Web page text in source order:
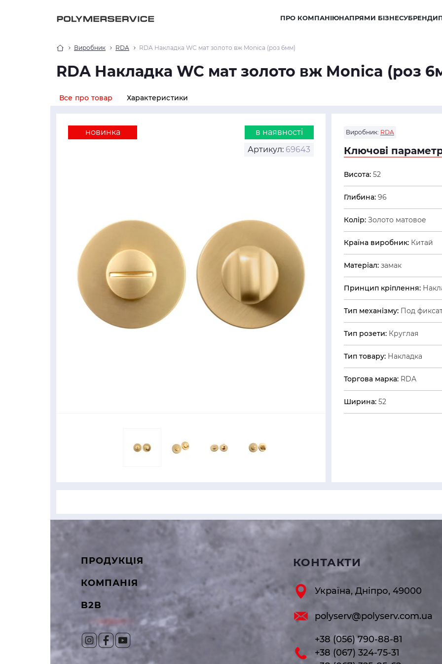
ПРО КОМПАНІЮНАПРЯМИ БІЗНЕСУБРЕНДИ
Виробник RDA RDA Накладка WC мат золото вж Monica (роз 6мм)
RDA Накладка WC мат золото вж Monica (роз
Все про товар Характеристики
новинка
в наявності
Артикул: 69643
Виробник: RDA
Ключові
Висота: 52
Глибина: 96
Колір: Золото матовое
Країна виробник: Китай
Матеріал: замак
Принцип кріплення:
Тип механізму: Под
Тип розети: Круглая
Тип товару: Накладка
Торгова марка: RDA
Ширина: 52
ПРОДУКЦІЯ
КОМПАНІЯ
B2B
КОНТАКТИ
Україна, Дніпро, 49000
polyserv@polyserv.com.ua
+38 (056) 790-88-81
+38 (067) 324-75-31